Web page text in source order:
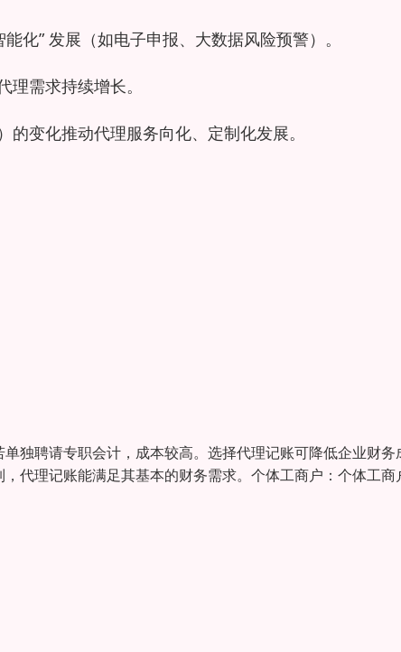
化” 发展（如电子申报、大数据风险预警）。
需求持续增长。
变化推动代理服务向化、定制化发展。
独聘请专职会计，成本较高。选择代理记账可降低企业财务
代理记账能满足其基本的财务需求。个体工商户：个体工商